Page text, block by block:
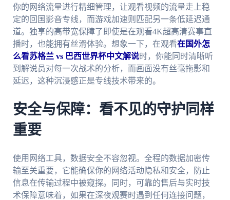
你的网络流量进行精细管理，让观看视频的流量走上稳
定的回国影音专线，而游戏加速则匹配另一条低延迟通
道。独享的高带宽保障了即使是在观看4K超高清赛事直
播时，也能拥有丝滑体验。想象一下，在观看在国外怎
么看苏格兰 vs 巴西世界杯中文解说时，你能同时清晰听
到解说员对每一次战术的分析，而画面没有丝毫拖影和
延迟，这种沉浸感正是专线技术带来的。
安全与保障：看不见的守护同样
重要
使用网络工具，数据安全不容忽视。全程的数据加密传
输至关重要，它能确保你的网络活动隐私和安全，防止
信息在传输过程中被窥探。同时，可靠的售后与实时技
术保障意味着，如果在深夜观赛时遇到任何连接问题，